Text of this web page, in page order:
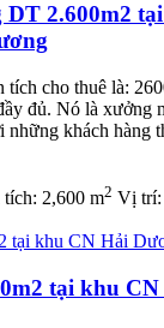
2.600m2
cho thuê là:
đủ. Nó là xưởng
khách hàng
tích: 2,600 m2 Vị trí:
tại khu